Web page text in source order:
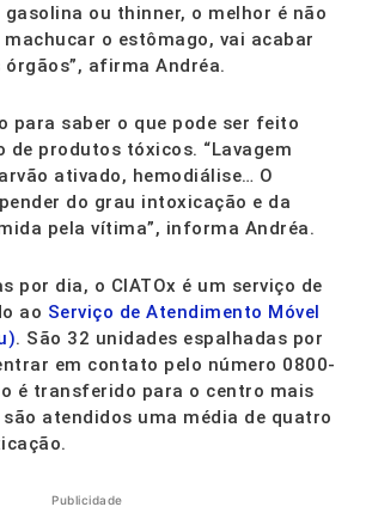
ou thinner, o melhor é não
machucar o estômago, vai acabar
afirma Andréa.
para saber o que pode ser feito
de produtos tóxicos. “Lavagem
ativado, hemodiálise… O
do grau intoxicação e da
pela vítima”, informa Andréa.
por dia, o CIATOx é um serviço de
ao Serviço de Atendimento Móvel
. São 32 unidades espalhadas por
em contato pelo número 0800-
é transferido para o centro mais
atendidos uma média de quatro
Publicidade